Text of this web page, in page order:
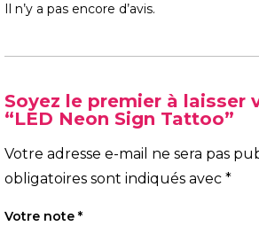
Il n’y a pas encore d’avis.
Soyez le premier à laisser
“LED Neon Sign Tattoo”
Votre adresse e-mail ne sera pas
obligatoires sont indiqués avec *
Votre note *